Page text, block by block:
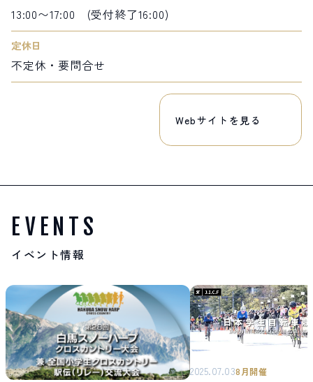
13:00〜17:00 (受付終了16:00)
定休日
不定休・要問合せ
Webサイトを見る
EVENTS
イベント情報
2025.07.038月開催